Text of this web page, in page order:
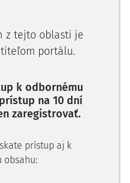
z tejto oblasti je
portálu.
k odbornému
na 10 dní
zaregistrovať.
prístup aj k
obsahu: